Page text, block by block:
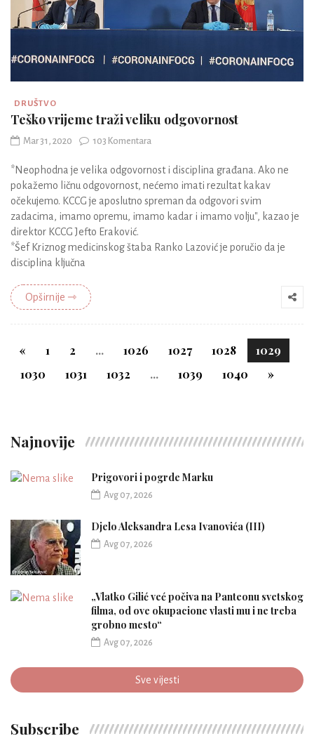
DRUŠTVO
Teško vrijeme traži veliku odgovornost
Mar 31, 2020 103 Komentara
*Neophodna je velika odgovornost i disciplina građana. Ako ne
pokažemo ličnu odgovornost, nećemo imati rezultat kakav
očekujemo. KCCG je aposlutno spreman da odgovori svim
zadacima, imamo opremu, imamo kadar i imamo volju", kazao je
direktor KCCG Jefto Eraković.
*Šef Kriznog medicinskog štaba Ranko Lazović je poručio da je
disciplina ključna
Opširnije ⇾
« 1 2 ... 1026 1027 1028
1029
1030
1031 1032 ... 1039 1040 »
Najnovije
Prigovori i pogrde Marku
Avg 07, 2026
Djelo Aleksandra Lesa Ivanovića (III)
Avg 07, 2026
„Vlatko Gilić već počiva na Panteonu svetskog
filma, od ove okupacione vlasti mu i ne treba
grobno mesto“
Avg 07, 2026
Sve vijesti
Subscribe